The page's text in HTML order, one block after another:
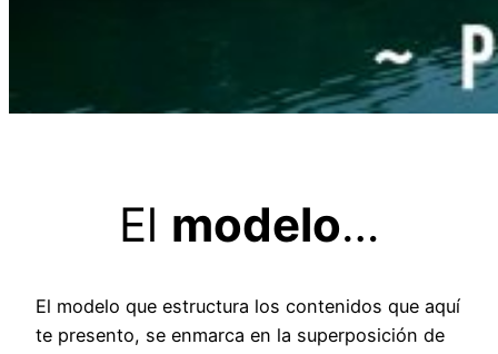
El modelo…
El modelo que estructura los contenidos que aquí
te presento, se enmarca en la superposición de